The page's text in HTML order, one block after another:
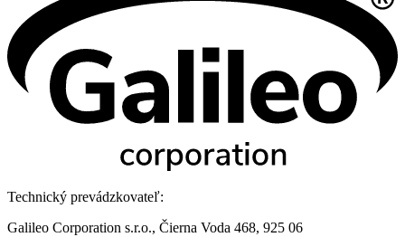
Technický prevádzkovateľ:
Galileo Corporation s.r.o., Čierna Voda 468, 925 06